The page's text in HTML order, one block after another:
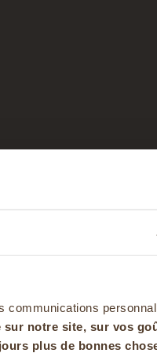
communications
sur notre site, sur vos
plus de bonnes
ces délicieuses
-20%
en vous